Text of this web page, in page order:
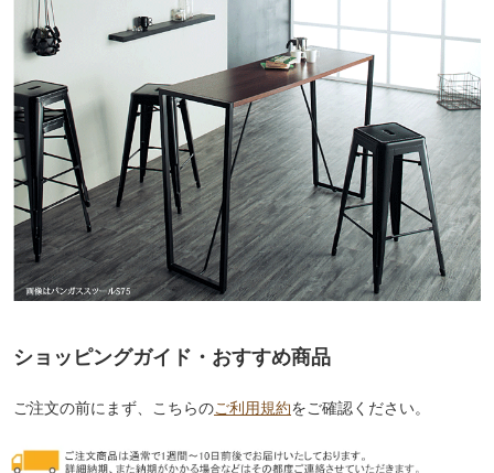
ショッピングガイド・おすすめ商品
ご注文の前にまず、こちらのご利用規約をご確認ください。